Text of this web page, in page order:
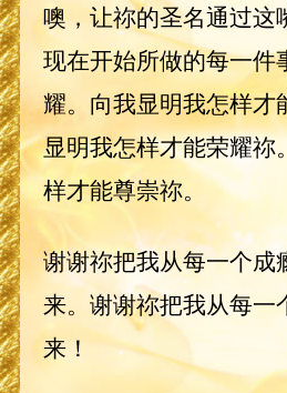
噢，让祢的圣名通过这
现在开始所做的每一件
耀。向我显明我怎样才
显明我怎样才能荣耀祢
样才能尊崇祢。
谢谢祢把我从每一个成
来。谢谢祢把我从每一
来！